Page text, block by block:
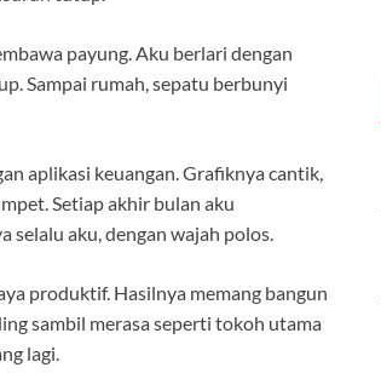
payung. Aku berlari dengan
Sampai rumah, sepatu berbunyi
aplikasi keuangan. Grafiknya cantik,
Setiap akhir bulan aku
selalu aku, dengan wajah polos.
produktif. Hasilnya memang bangun
sambil merasa seperti tokoh utama
lagi.